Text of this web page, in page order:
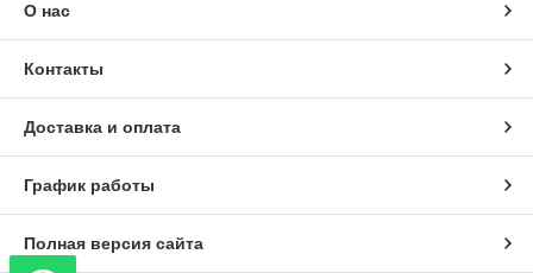
О нас
Контакты
Доставка и оплата
График работы
Полная версия сайта